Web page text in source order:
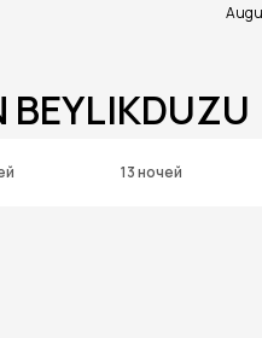
13 ночей